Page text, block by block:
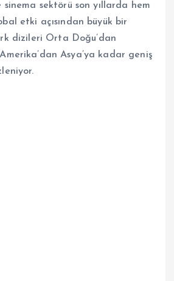
sinema sektörü son yıllarda hem
etki açısından büyük bir
dizileri Orta Doğu’dan
Asya’ya kadar geniş